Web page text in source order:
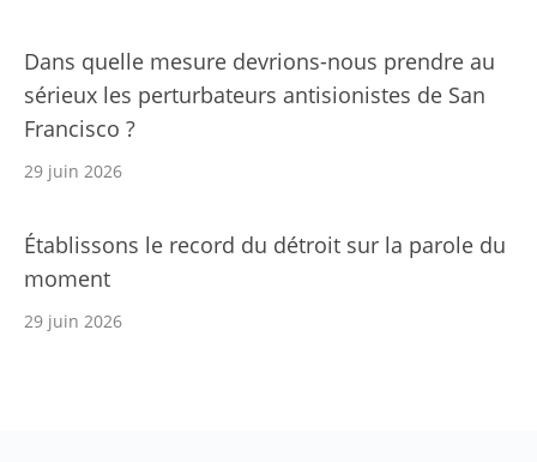
Dans quelle mesure devrions-nous prendre au
sérieux les perturbateurs antisionistes de San
Francisco ?
29 juin 2026
Établissons le record du détroit sur la parole du
moment
29 juin 2026